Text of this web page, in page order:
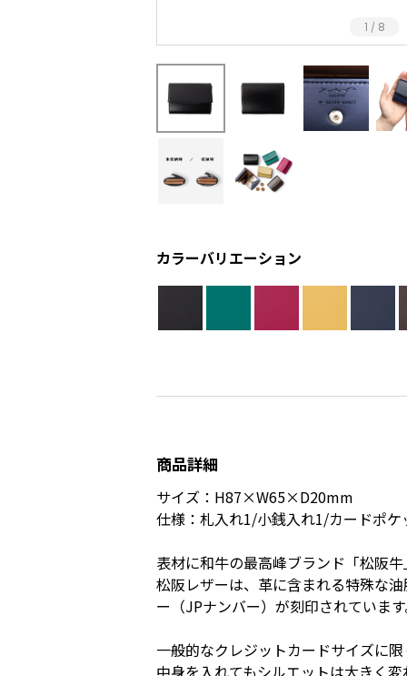
1 / 8
カラーバリエーション
商品詳細
サイズ：H87×W65×D20mm
仕様：札入れ1/小銭入れ1/カードポ
表材に和牛の最高峰ブランド「松阪
松阪レザーは、革に含まれる特殊な
ー（JPナンバー）が刻印されていま
一般的なクレジットカードサイズに
中身を入れてもシルエットは大きく